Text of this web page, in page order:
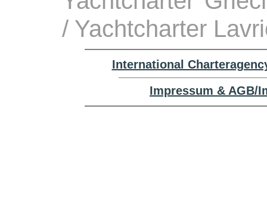
/ Yachtcharter
International
Impressum & AGB/